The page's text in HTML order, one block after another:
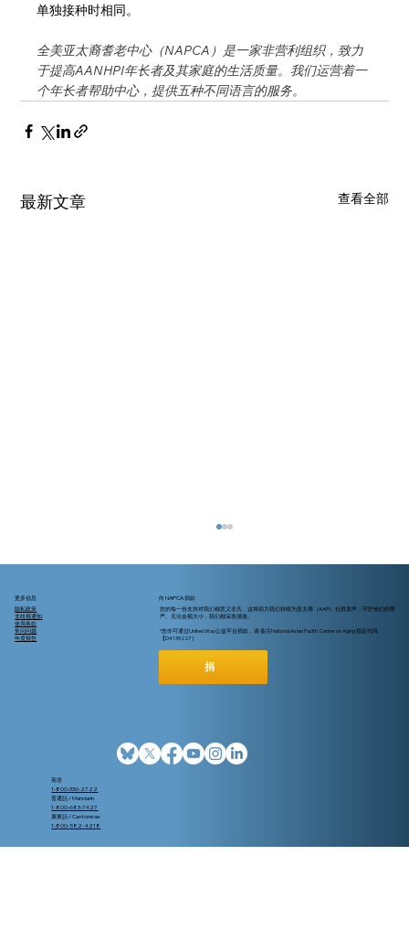
单独接种时相同。
全美亚太裔耆老中心（NAPCA）是一家非营利组织，致力
于提高AANHPI年长者及其家庭的生活质量。我们运营着一
个年长者帮助中心，提供五种不同语言的服务。
最新文章 查看全部
超過65歲還在工作？關於Medicare (紅藍
卡) 註冊，您需要瞭解這些
更多信息
隐私政策
非歧视通知
使用条款
常问问题
年度报告
向 NAPCA 捐款
您的每一份支持对我们都意义非凡，这将助力我们持续为亚太裔（AAPI）社群发声，守护他们的尊
严。无论金额大小，我们都深表感激。
*您亦可通过United Way公益平台捐款，请 备注National Asian Pacific Center on Aging 指定代码
【D4139227 ]
捐
英语
1-800-336-2722
普通話 / Mandarin
1-800-683-7427
廣東話 / Cantonese
1-800-582-4218